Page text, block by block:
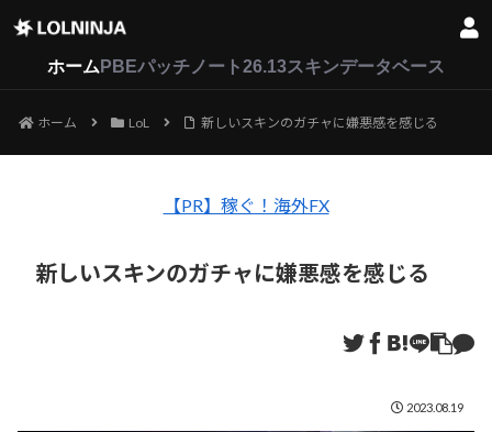
ホーム PBEパッチノート26.13スキンデータベース
ホーム LoL 新しいスキンのガチャに嫌悪感を感じる
【PR】稼ぐ！海外FX
新しいスキンのガチャに嫌悪感を感じる
2023.08.19